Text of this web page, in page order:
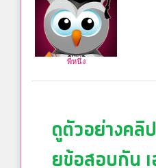
พี่หนึ่ง
ดูตัวอย่างคลิ
ยข้อสอบกัน